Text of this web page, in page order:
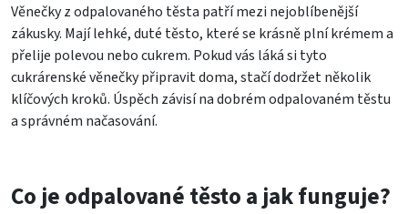
Věnečky z odpalovaného těsta patří mezi nejoblíbenější
zákusky. Mají lehké, duté těsto, které se krásně plní krémem a
přelije polevou nebo cukrem. Pokud vás láká si tyto
cukrárenské věnečky připravit doma, stačí dodržet několik
klíčových kroků. Úspěch závisí na dobrém odpalovaném těstu
a správném načasování.
Co je odpalované těsto a jak funguje?